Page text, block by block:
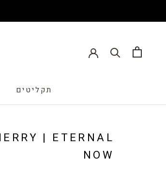
תקליטים
| ETERNAL
NOW